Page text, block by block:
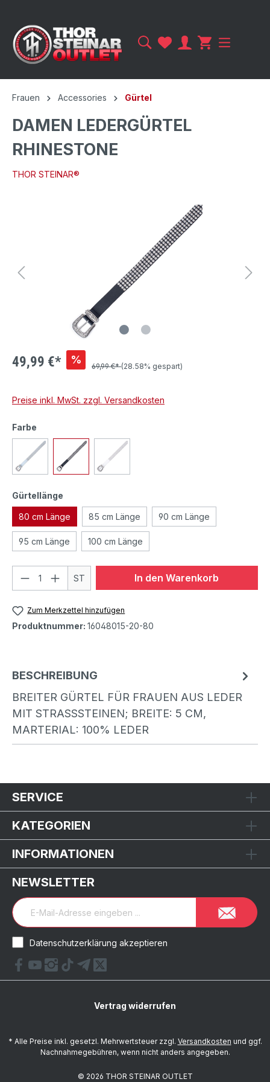
Frauen Accessories Gürtel
DAMEN LEDERGÜRTEL
RHINESTONE
THOR STEINAR®
49,99 €* %
69,99 €*(28.58% gespart)
Preise inkl. MwSt. zzgl. Versandkosten
Farbe
Gürtellänge
80 cm Länge 85 cm Länge 90 cm Länge
95 cm Länge 100 cm Länge
ST In den Warenkorb
Zum Merkzettel hinzufügen
Produktnummer: 16048015-20-80
BESCHREIBUNG
BREITER GÜRTEL FÜR FRAUEN AUS LEDER
MIT STRASSSTEINEN; BREITE: 5 CM,
MARTERIAL: 100% LEDER
SERVICE
KATEGORIEN
INFORMATIONEN
NEWSLETTER
Datenschutzerklärung akzeptieren
Vertrag widerrufen
* Alle Preise inkl. gesetzl. Mehrwertsteuer zzgl. Versandkosten und ggf.
Nachnahmegebühren, wenn nicht anders angegeben.
© 2026 THOR STEINAR OUTLET